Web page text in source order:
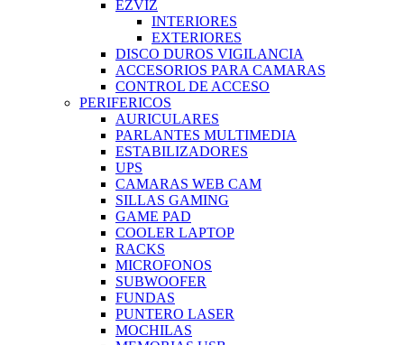
EZVIZ
INTERIORES
EXTERIORES
DISCO DUROS VIGILANCIA
ACCESORIOS PARA CAMARAS
CONTROL DE ACCESO
PERIFERICOS
AURICULARES
PARLANTES MULTIMEDIA
ESTABILIZADORES
UPS
CAMARAS WEB CAM
SILLAS GAMING
GAME PAD
COOLER LAPTOP
RACKS
MICROFONOS
SUBWOOFER
FUNDAS
PUNTERO LASER
MOCHILAS